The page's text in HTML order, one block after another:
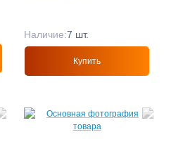
Наличие:7 шт.
Купить